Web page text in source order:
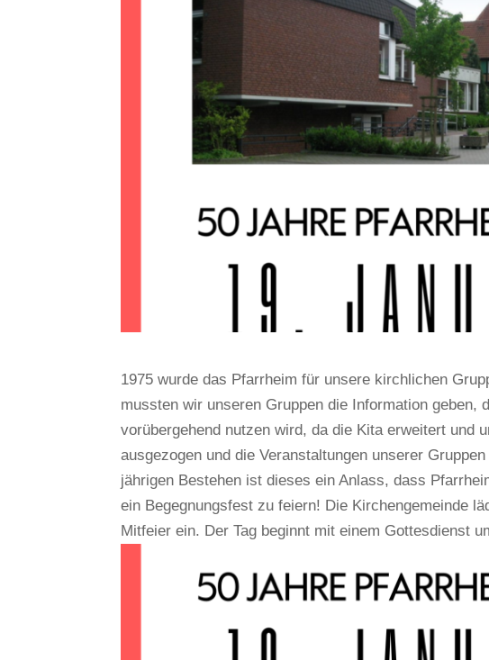
1975 wurde das Pfarrheim für unsere kirchlichen
mussten wir unseren Gruppen die Information
vorübergehend nutzen wird, da die Kita erweitert und
ausgezogen und die Veranstaltungen unserer
jährigen Bestehen ist dieses ein Anlass, dass
ein Begegnungsfest zu feiern! Die Kirchengemeinde
Mitfeier ein. Der Tag beginnt mit einem Gottesdienst